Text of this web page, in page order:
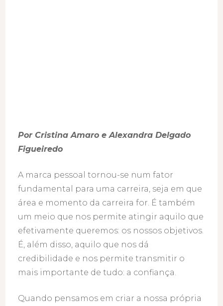
Por Cristina Amaro e Alexandra Delgado
Figueiredo
A marca pessoal tornou-se num fator
fundamental para uma carreira, seja em que
área e momento da carreira for. É também
um meio que nos permite atingir aquilo que
efetivamente queremos: os nossos objetivos.
É, além disso, aquilo que nos dá
credibilidade e nos permite transmitir o
mais importante de tudo: a confiança.
Quando pensamos em criar a nossa própria